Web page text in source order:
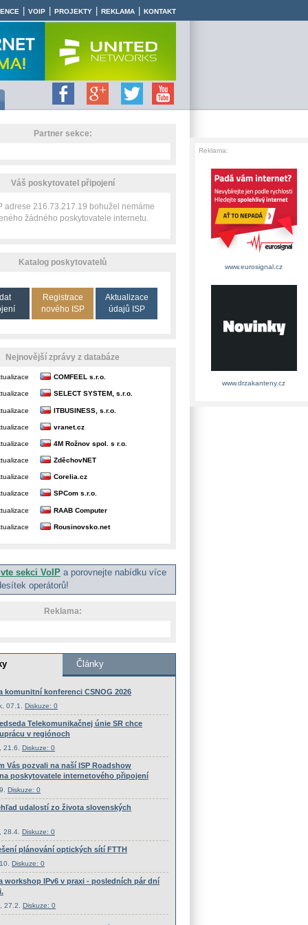
VOIP PROJEKTY REKLAMA KONTAKT
Partner sekce:
Váš poskytovatel připojení
adrese 216.73.217.19 bohužel nemáme
žádného poskytovatele internetu.
Katalog poskytovatelů
Registrace
nového ISP
Aktualizace
údajů ISP
Nejnovější zprávy z databáze
COMFEEL s.r.o.
SELECT SYSTEM, s.r.o.
ITBUSINESS, s.r.o.
vranet.cz
4M Rožnov spol. s r.o.
ZděchovNET
Corelia.cz
SPCom s.r.o.
RAAB Computer
Rousinovsko.net
sekci VoIP a porovnejte nabídku více
operátorů!
Reklama:
Reklama:
www.eurosignal.cz
www.drzakanteny.cz